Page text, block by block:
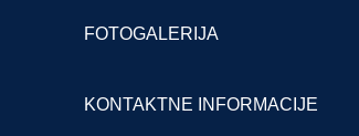
FOTOGALERIJA
KONTAKTNE INFORMACIJE